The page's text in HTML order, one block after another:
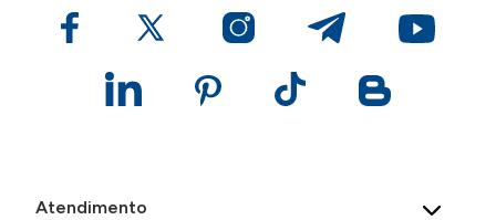
Atendimento